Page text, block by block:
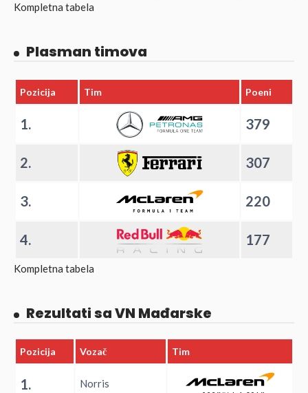
Kompletna tabela
Plasman timova
Pozicija Tim Poeni
1. 379
2. 307
3. 220
4. 177
Kompletna tabela
Rezultati sa VN Mađarske
Pozicija Vozač Tim
1. Norris